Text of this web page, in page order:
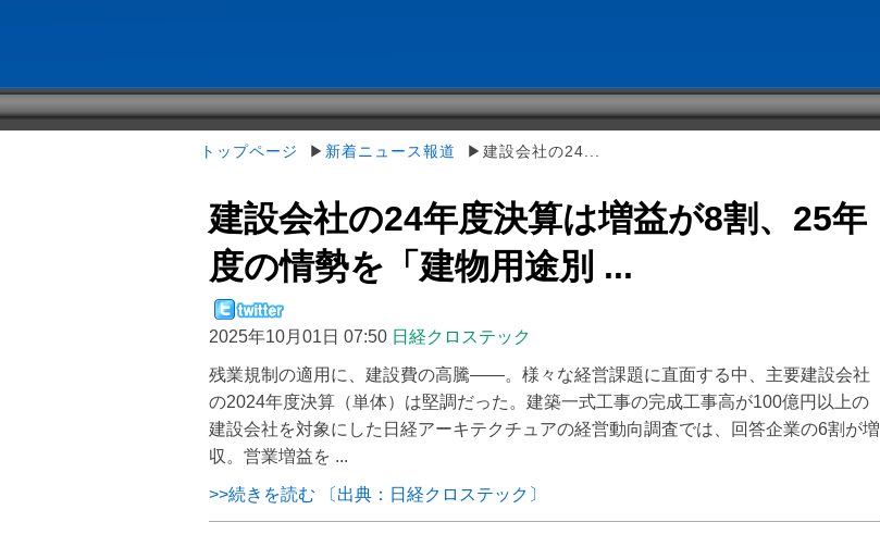
トップページ ▶ 新着ニュース報道 ▶建設会社の24...
建設会社の24年度決算は増益が8割、25年
度の情勢を「建物用途別 ...
2025年10月01日 07:50 日経クロステック
残業規制の適用に、建設費の高騰――。様々な経営課題に直面する中、主要建設会社
の2024年度決算（単体）は堅調だった。建築一式工事の完成工事高が100億円以上の
建設会社を対象にした日経アーキテクチュアの経営動向調査では、回答企業の6割が増
収。営業増益を ...
>>続きを読む 〔出典：日経クロステック〕